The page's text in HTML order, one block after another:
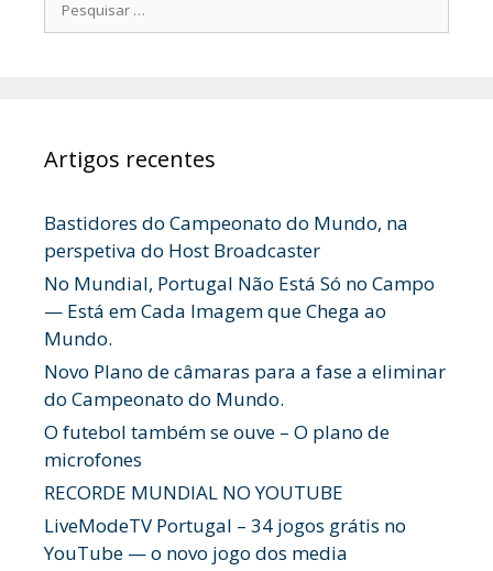
por:
Artigos recentes
Bastidores do Campeonato do Mundo, na
perspetiva do Host Broadcaster
No Mundial, Portugal Não Está Só no Campo
— Está em Cada Imagem que Chega ao
Mundo.
Novo Plano de câmaras para a fase a eliminar
do Campeonato do Mundo.
O futebol também se ouve – O plano de
microfones
RECORDE MUNDIAL NO YOUTUBE
LiveModeTV Portugal – 34 jogos grátis no
YouTube — o novo jogo dos media